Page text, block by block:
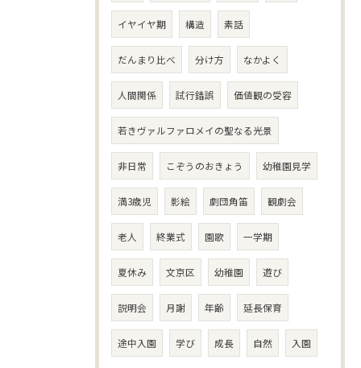
イヤイヤ期 構造 素話
だんまり比べ 分け方 なかよく
人間関係 試行錯誤 価値観の受容
若きヴァルファロメイの聖なる光景
非日常 こぞうのおきょう 幼稚園見学
満3歳児 影絵 劇団角笛 観劇会
老人 終業式 園歌 一学期
夏休み 文京区 幼稚園 遊び
説明会 月謝 年齢 延長保育
途中入園 学び 成長 自然 入園